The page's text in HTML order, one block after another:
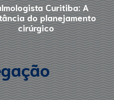
Curitiba: A
do planejamento
cirúrgico